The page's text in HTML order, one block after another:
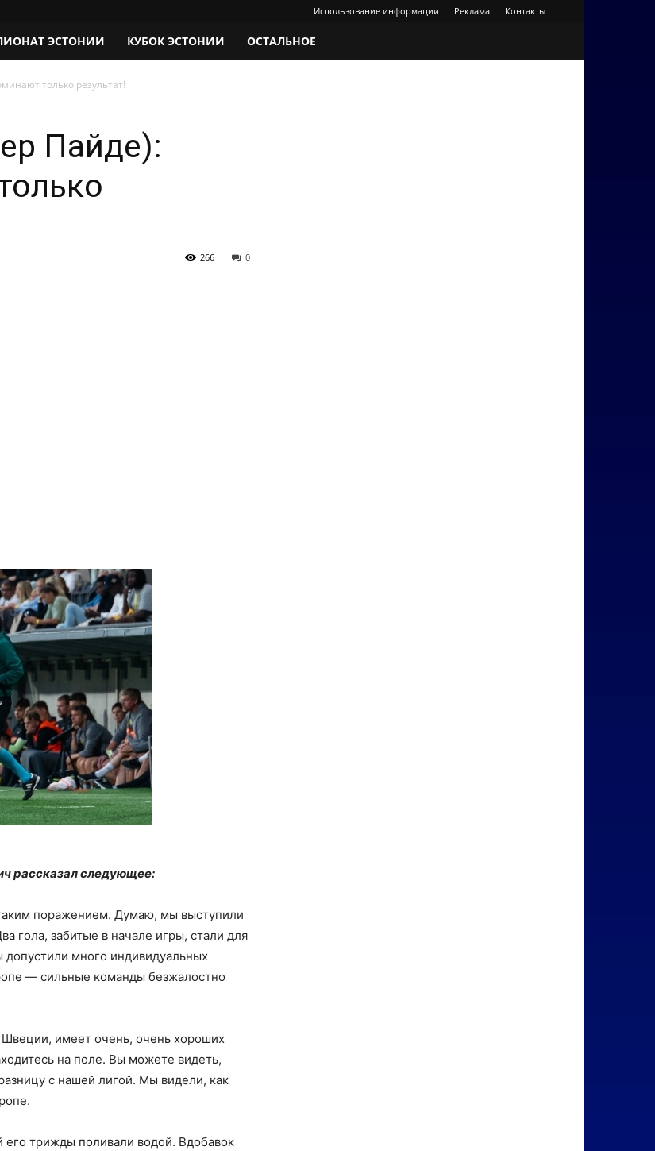
Использование информации Реклама Контакты
ЭСТОНИИ КУБОК ЭСТОНИИ ОСТАЛЬНОЕ
только результат!
Пайде):
0
266
рассказал следующее:
поражением. Думаю, мы выступили
гола, забитые в начале игры, стали для
много индивидуальных
— сильные команды безжалостно
Швеции, имеет очень, очень хороших
на поле. Вы можете видеть,
с нашей лигой. Мы видели, как
трижды поливали водой. Вдобавок